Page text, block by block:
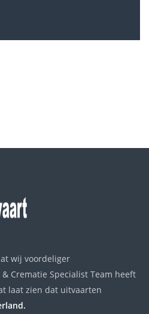
wij voordeliger
Crematie Specialist Team heeft
laat zien dat uitvaarten